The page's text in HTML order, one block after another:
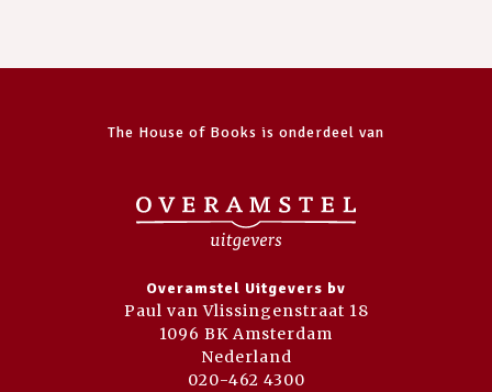
The House of Books is onderdeel van
Overamstel Uitgevers bv
Paul van Vlissingenstraat 18
1096 BK Amsterdam
Nederland
020-462 4300